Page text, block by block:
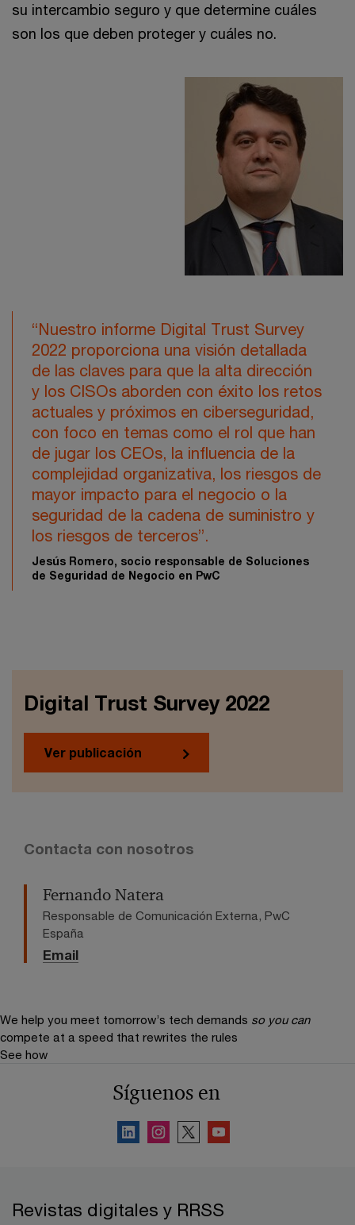
su intercambio seguro y que determine cuáles
son los que deben proteger y cuáles no.
“Nuestro informe Digital Trust Survey
2022 proporciona una visión detallada
de las claves para que la alta dirección
y los CISOs aborden con éxito los retos
actuales y próximos en ciberseguridad,
con foco en temas como el rol que han
de jugar los CEOs, la influencia de la
complejidad organizativa, los riesgos de
mayor impacto para el negocio o la
seguridad de la cadena de suministro y
los riesgos de terceros”.
Jesús Romero, socio responsable de Soluciones
de Seguridad de Negocio en PwC
Digital Trust Survey 2022
Ver publicación
Contacta con nosotros
Fernando Natera
Responsable de Comunicación Externa, PwC
España
Email
We help you meet tomorrow’s tech demands so you can
compete at a speed that rewrites the rules
See how
Síguenos en
Revistas digitales y RRSS